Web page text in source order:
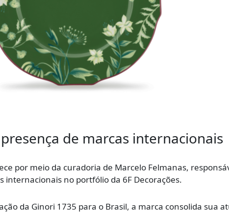
de marcas internacionais
por meio da curadoria de Marcelo Felmanas,
internacionais no portfólio da 6F Decorações.
da Ginori 1735 para o Brasil, a marca consolida sua